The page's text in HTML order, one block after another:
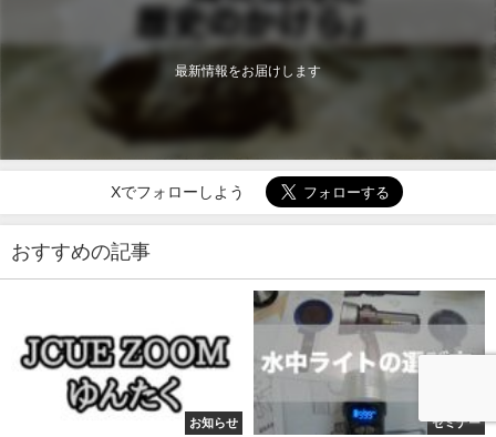
最新情報をお届けします
Xでフォローしよう
おすすめの記事
お知らせ セミナー